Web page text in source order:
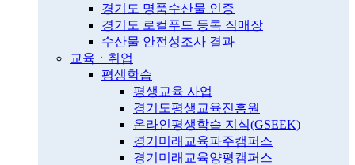
경기도 명품수산물 인증
경기도 로컬푸드 등록 직매장
수산물 안전성조사 결과
교육ㆍ취업
평생학습
평생교육 사업
경기도평생교육진흥원
온라인평생학습 지식(GSEEK)
경기미래교육파주캠퍼스
경기미래교육양평캠퍼스